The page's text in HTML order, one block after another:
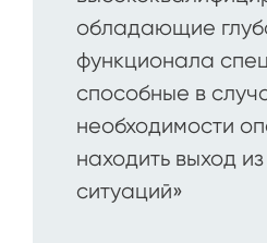
обладающие
функционала
способные в
необходимости
находить выход
ситуаций»